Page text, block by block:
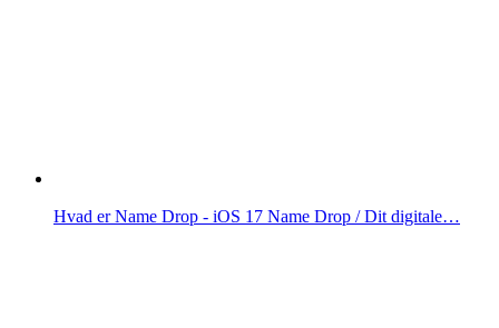
Hvad er Name Drop - iOS 17 Name Drop / Dit digitale…